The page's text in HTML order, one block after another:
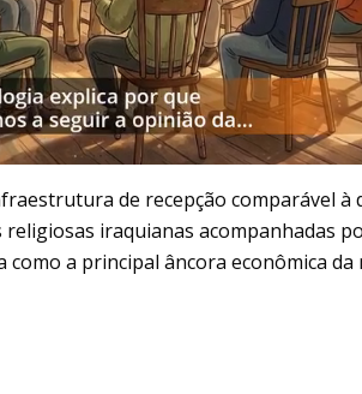
de recepção comparável à
iraquianas acompanhadas
como a principal âncora econômica da